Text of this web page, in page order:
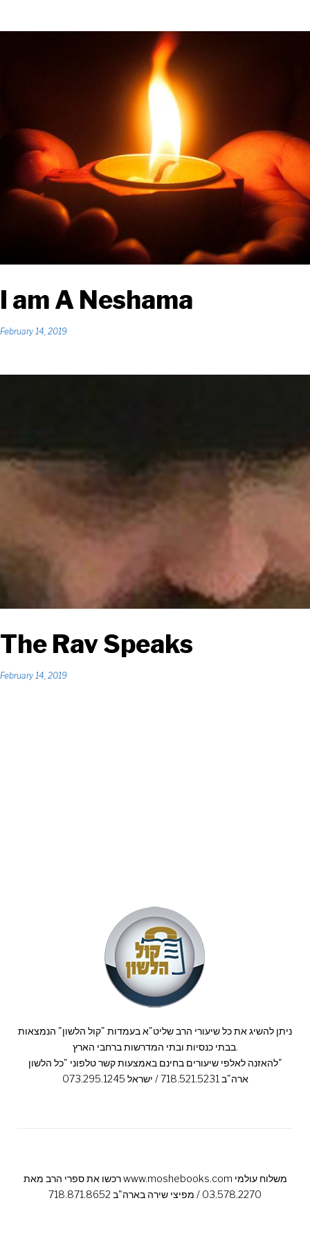
I am A Neshama
February 14, 2019
The Rav Speaks
February 14, 2019
ניתן להשיג את כל שיעורי הרב שליט"א בעמדות "קול הלשון" הנמצאות
בבתי כנסיות ובתי המדרשות ברחבי הארץ.
להאזנה לאלפי שיעורים בחינם באמצעות קשר טלפוני "כל הלשון"
ארה"ב 718.521.5231 / ישראל 073.295.1245
רכשו את ספרי הרב מאת www.moshebooks.com משלוח עולמי
03.578.2270 / מפיצי שירה בארה"ב 718.871.8652